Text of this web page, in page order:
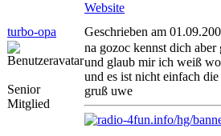
Website
turbo-opa
Geschrieben am
Senior
Mitglied
na gozoc kennst dich
und glaub mir ich weiß
und es ist nicht einfach
gruß uwe